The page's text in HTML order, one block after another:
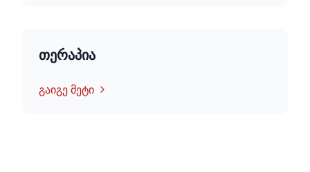
თერაპია
გაიგე მეტი